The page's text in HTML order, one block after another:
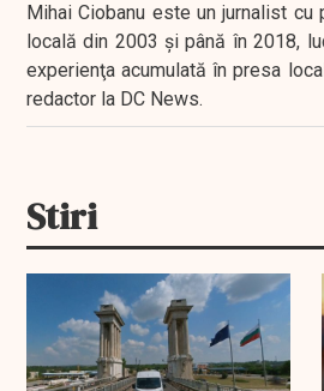
Mihai Ciobanu este un jurnalist
locală din 2003 şi până în 2018,
experienţa acumulată în presa
redactor la DC News.
Stiri